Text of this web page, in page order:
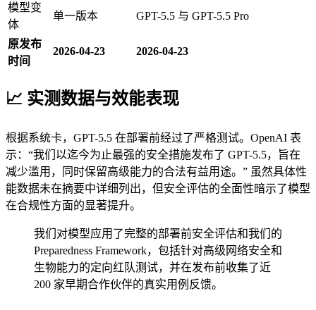
模型变
体
单一版本 GPT-5.5 与 GPT-5.5 Pro
原发布
时间
2026-04-23 2026-04-23
📈 实测数据与效能表现
根据系统卡，GPT-5.5 在部署前经过了严格测试。OpenAI 表
示：“我们以迄今为止最强的安全措施发布了 GPT-5.5，旨在
减少滥用，同时保留高级能力的合法有益用途。” 虽然具体性
能数据未在摘要中详细列出，但安全评估的全面性暗示了模型
在合规性方面的显著提升。
我们对模型应用了完整的部署前安全评估和我们的
Preparedness Framework，包括针对高级网络安全和
生物能力的定向红队测试，并在发布前收集了近
200 家早期合作伙伴的真实用例反馈。